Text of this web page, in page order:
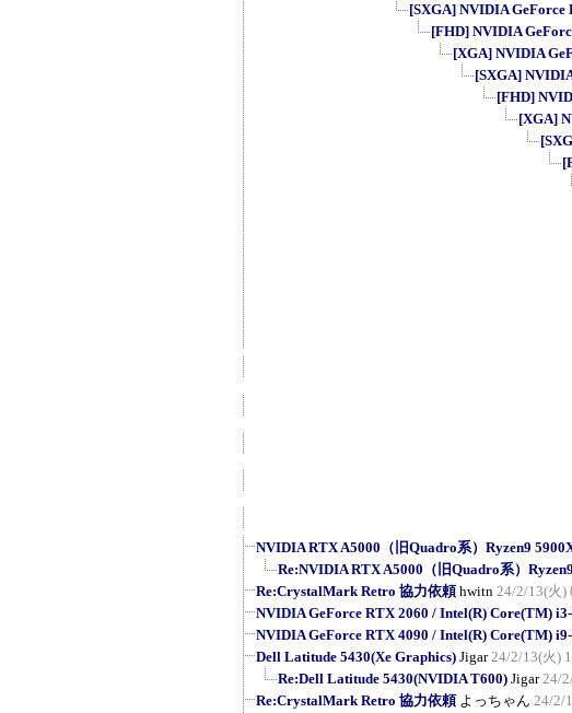
[SXGA] NVIDIA GeForce
[FHD] NVIDIA
[XGA] NVIDIA
[SXGA]
[FHD]
[XGA]
NVIDIA RTX A5000（旧Quadro系）Ryzen9
Re:NVIDIA RTX A5000（旧Quadro系）
Re:CrystalMark Retro 協力依頼 hwitn 24/2/13(火)
NVIDIA GeForce RTX 2060 / Intel(R) Core(TM)
NVIDIA GeForce RTX 4090 / Intel(R) Core(TM)
Dell Latitude 5430(Xe Graphics) Jigar 24/2/13(火)
Re:Dell Latitude 5430(NVIDIA T600) Jigar 24/
Re:CrystalMark Retro 協力依頼 よっちゃん 24/2/